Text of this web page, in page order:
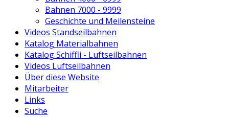
Bahnen 7000 - 9999
Geschichte und Meilensteine
Videos Standseilbahnen
Katalog Materialbahnen
Katalog Schiffli - Luftseilbahnen
Videos Luftseilbahnen
Über diese Website
Mitarbeiter
Links
Suche